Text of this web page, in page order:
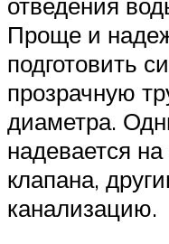
Проще и
подготовить
прозрачную
диаметра.
надевается
клапана,
канализацию.